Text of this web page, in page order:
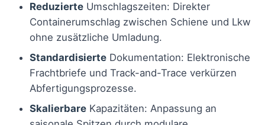
Reduzierte Umschlagszeiten: Direkter
Containerumschlag zwischen Schiene und Lkw
ohne zusätzliche Umladung.
Standardisierte Dokumentation: Elektronische
Frachtbriefe und Track-and-Trace verkürzen
Abfertigungsprozesse.
Skalierbare Kapazitäten: Anpassung an